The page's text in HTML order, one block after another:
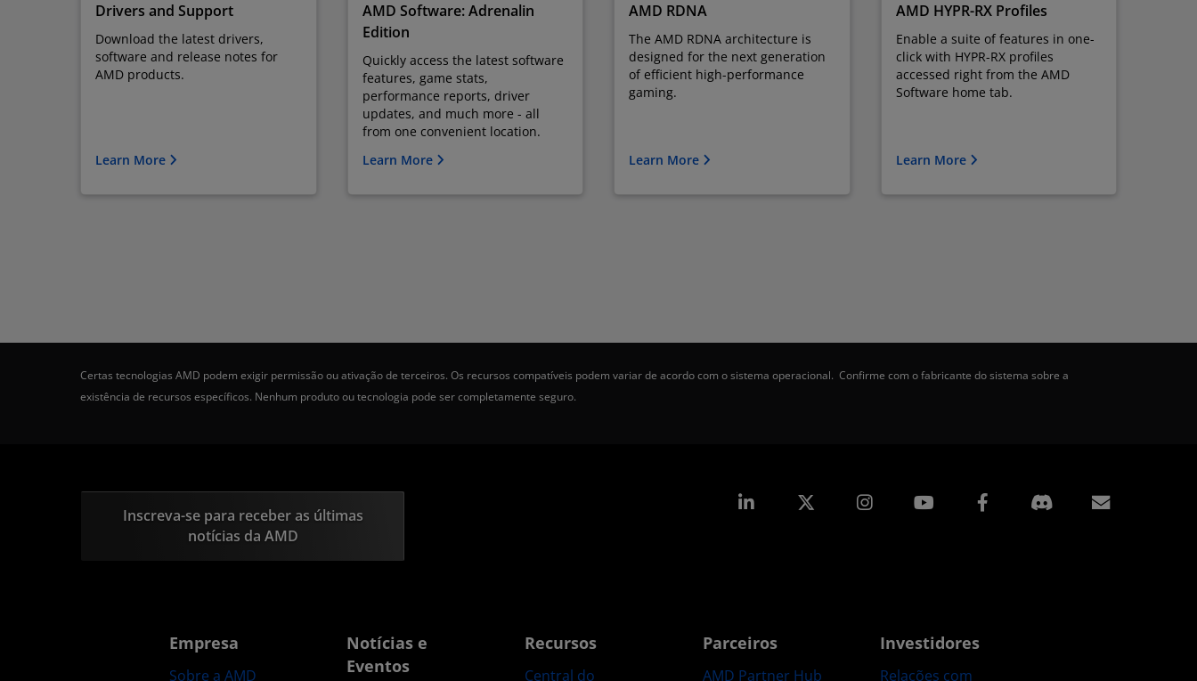
Drivers and Support
Download the latest drivers,
software and release notes for
AMD products.
Learn More
AMD Software: Adrenalin
Edition
Quickly access the latest software
features, game stats,
performance reports, driver
updates, and much more - all
from one convenient location.
Learn More
AMD RDNA
The AMD RDNA architecture is
designed for the next generation
of efficient high-performance
gaming.
Learn More
AMD HYPR-RX Profiles
Enable a suite of features in one-
click with HYPR-RX profiles
accessed right from the AMD
Software home tab.
Learn More
Certas tecnologias AMD podem exigir permissão ou ativação de terceiros. Os recursos compatíveis podem variar de acordo com o sistema operacional. Confirme com o fabricante do sistema sobre a
existência de recursos específicos. Nenhum produto ou tecnologia pode ser completamente seguro.
Inscreva-se para receber as últimas
notícias da AMD
Linkedin Instagram Facebook
Empresa
Sobre a AMD
Notícias e
Eventos
Recursos
Central do
Parceiros
AMD Partner Hub
Investidores
Relações com